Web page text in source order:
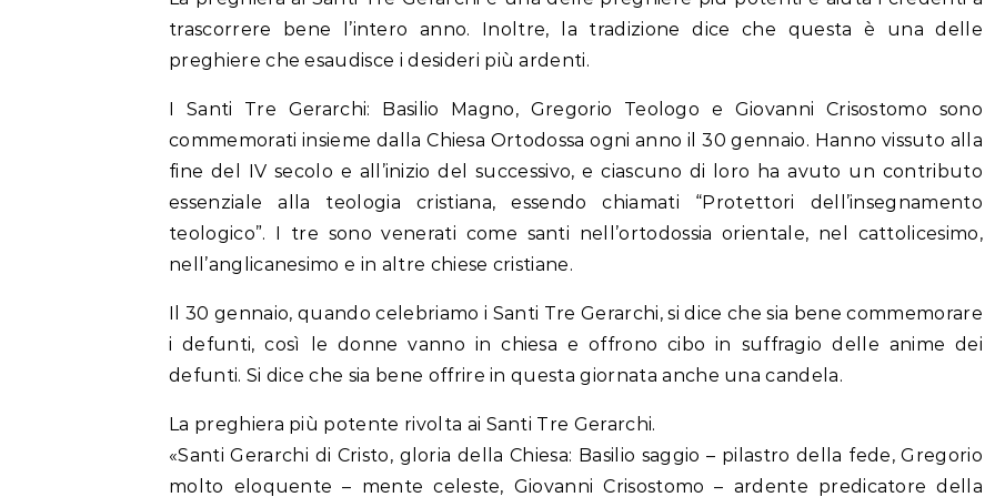
trascorrere bene l’intero anno. Inoltre, la tradizione dice che questa è una delle
preghiere che esaudisce i desideri più ardenti.
I Santi Tre Gerarchi: Basilio Magno, Gregorio Teologo e Giovanni Crisostomo sono
commemorati insieme dalla Chiesa Ortodossa ogni anno il 30 gennaio. Hanno vissuto alla
fine del IV secolo e all’inizio del successivo, e ciascuno di loro ha avuto un contributo
essenziale alla teologia cristiana, essendo chiamati “Protettori dell’insegnamento
teologico”. I tre sono venerati come santi nell’ortodossia orientale, nel cattolicesimo,
nell’anglicanesimo e in altre chiese cristiane.
Il 30 gennaio, quando celebriamo i Santi Tre Gerarchi, si dice che sia bene commemorare
i defunti, così le donne vanno in chiesa e offrono cibo in suffragio delle anime dei
defunti. Si dice che sia bene offrire in questa giornata anche una candela.
La preghiera più potente rivolta ai Santi Tre Gerarchi.
«Santi Gerarchi di Cristo, gloria della Chiesa: Basilio saggio – pilastro della fede, Gregorio
molto eloquente – mente celeste, Giovanni Crisostomo – ardente predicatore della